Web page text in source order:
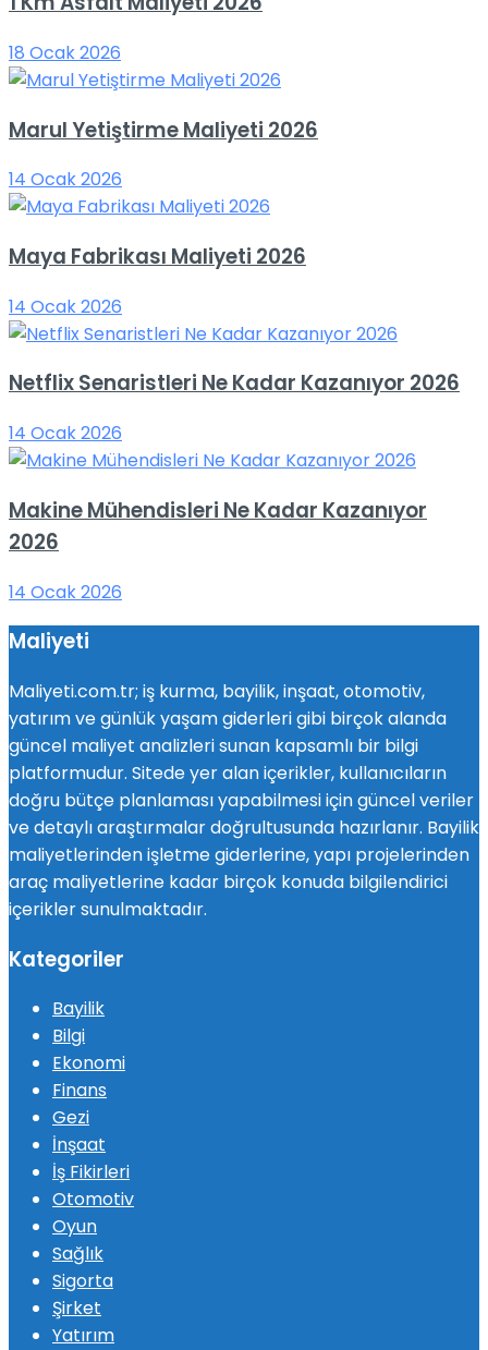
18 Ocak 2026
Marul Yetiştirme Maliyeti 2026
14 Ocak 2026
Maya Fabrikası Maliyeti 2026
14 Ocak 2026
Netflix Senaristleri Ne Kadar Kazanıyor 2026
14 Ocak 2026
Makine Mühendisleri Ne Kadar Kazanıyor
2026
14 Ocak 2026
Maliyeti
Maliyeti.com.tr; iş kurma, bayilik, inşaat, otomotiv,
yatırım ve günlük yaşam giderleri gibi birçok alanda
güncel maliyet analizleri sunan kapsamlı bir bilgi
platformudur. Sitede yer alan içerikler, kullanıcıların
doğru bütçe planlaması yapabilmesi için güncel veriler
ve detaylı araştırmalar doğrultusunda hazırlanır. Bayilik
maliyetlerinden işletme giderlerine, yapı projelerinden
araç maliyetlerine kadar birçok konuda bilgilendirici
içerikler sunulmaktadır.
Kategoriler
Bayilik
Bilgi
Ekonomi
Finans
Gezi
İnşaat
İş Fikirleri
Otomotiv
Oyun
Sağlık
Sigorta
Şirket
Yatırım